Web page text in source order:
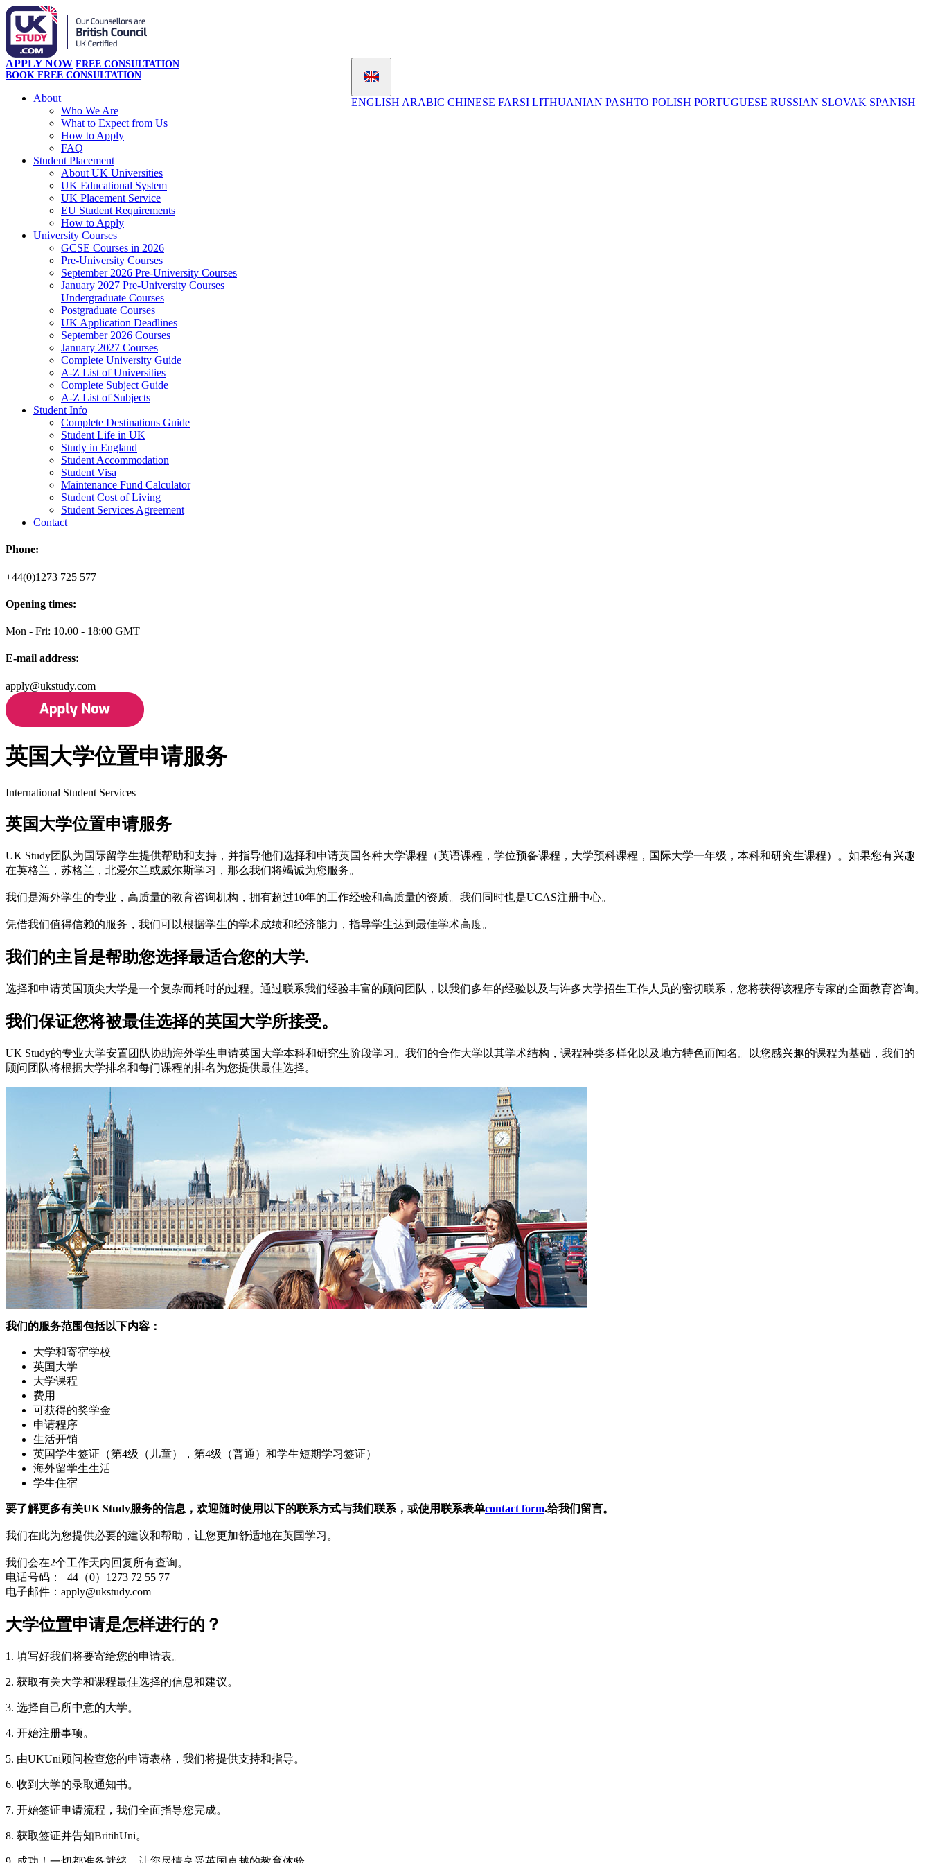
ENGLISH ARABIC CHINESE FARSI LITHUANIAN PASHTO POLISH PORTUGUESE RUSSIAN SLOVAK SPANISH
APPLY NOW FREE CONSULTATION
BOOK FREE CONSULTATION
About
Who We Are
What to Expect from Us
How to Apply
FAQ
Student Placement
About UK Universities
UK Educational System
UK Placement Service
EU Student Requirements
How to Apply
University Courses
GCSE Courses in 2026
Pre-University Courses
September 2026 Pre-University Courses
January 2027 Pre-University Courses
Undergraduate Courses
Postgraduate Courses
UK Application Deadlines
September 2026 Courses
January 2027 Courses
Complete University Guide
A-Z List of Universities
Complete Subject Guide
A-Z List of Subjects
Student Info
Complete Destinations Guide
Student Life in UK
Study in England
Student Accommodation
Student Visa
Maintenance Fund Calculator
Student Cost of Living
Student Services Agreement
Contact
Phone:
+44(0)1273 725 577
Opening times:
Mon - Fri: 10.00 - 18:00 GMT
E-mail address:
apply@ukstudy.com
英国大学位置申请服务
International Student Services
英国大学位置申请服务
UK Study团队为国际留学生提供帮助和支持，并指导他们选择和申请英国各种大学课程（英语课程，学位预备课程，大学预科课程，国际大学一年级，本科和研究生课程）。如果您有兴趣
在英格兰，苏格兰，北爱尔兰或威尔斯学习，那么我们将竭诚为您服务。
我们是海外学生的专业，高质量的教育咨询机构，拥有超过10年的工作经验和高质量的资质。我们同时也是UCAS注册中心。
凭借我们值得信赖的服务，我们可以根据学生的学术成绩和经济能力，指导学生达到最佳学术高度。
我们的主旨是帮助您选择最适合您的大学.
选择和申请英国顶尖大学是一个复杂而耗时的过程。通过联系我们经验丰富的顾问团队，以我们多年的经验以及与许多大学招生工作人员的密切联系，您将获得该程序专家的全面教育咨询。
我们保证您将被最佳选择的英国大学所接受。
UK Study的专业大学安置团队协助海外学生申请英国大学本科和研究生阶段学习。我们的合作大学以其学术结构，课程种类多样化以及地方特色而闻名。以您感兴趣的课程为基础，我们的
顾问团队将根据大学排名和每门课程的排名为您提供最佳选择。
我们的服务范围包括以下内容：
大学和寄宿学校
英国大学
大学课程
费用
可获得的奖学金
申请程序
生活开销
英国学生签证（第4级（儿童），第4级（普通）和学生短期学习签证）
海外留学生生活
学生住宿
要了解更多有关UK Study服务的信息，欢迎随时使用以下的联系方式与我们联系，或使用联系表单contact form.给我们留言。
我们在此为您提供必要的建议和帮助，让您更加舒适地在英国学习。
我们会在2个工作天内回复所有查询。
电话号码：+44（0）1273 72 55 77
电子邮件：apply@ukstudy.com
大学位置申请是怎样进行的？
1. 填写好我们将要寄给您的申请表。
2. 获取有关大学和课程最佳选择的信息和建议。
3. 选择自己所中意的大学。
4. 开始注册事项。
5. 由UKUni顾问检查您的申请表格，我们将提供支持和指导。
6. 收到大学的录取通知书。
7. 开始签证申请流程，我们全面指导您完成。
8. 获取签证并告知BritihUni。